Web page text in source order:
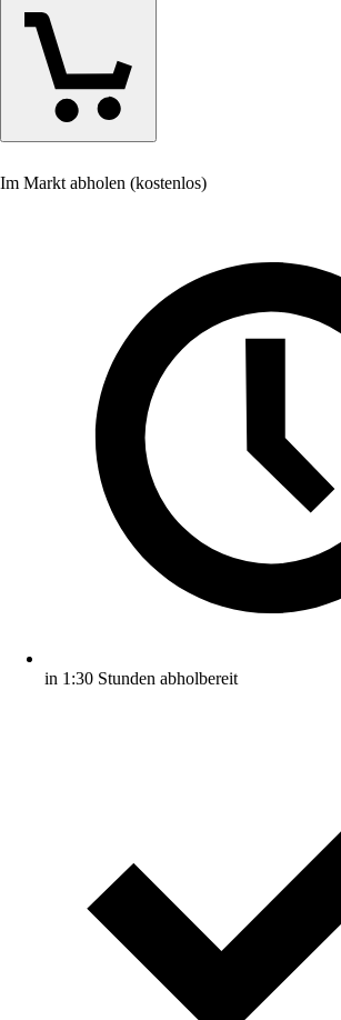
Im Markt abholen (kostenlos)
in 1:30 Stunden abholbereit